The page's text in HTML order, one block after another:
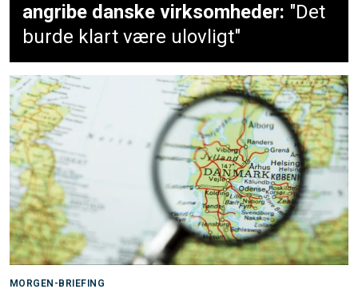
angribe danske virksomheder: "Det
burde klart være ulovligt"
MORGEN-BRIEFING